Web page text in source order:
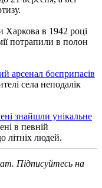
Харкова в 1942 році
потрапили в полон
арсенал боєприпасів
села неподалік
знайшли унікальне
в певній
літніх людей.
Підписуйтесь на